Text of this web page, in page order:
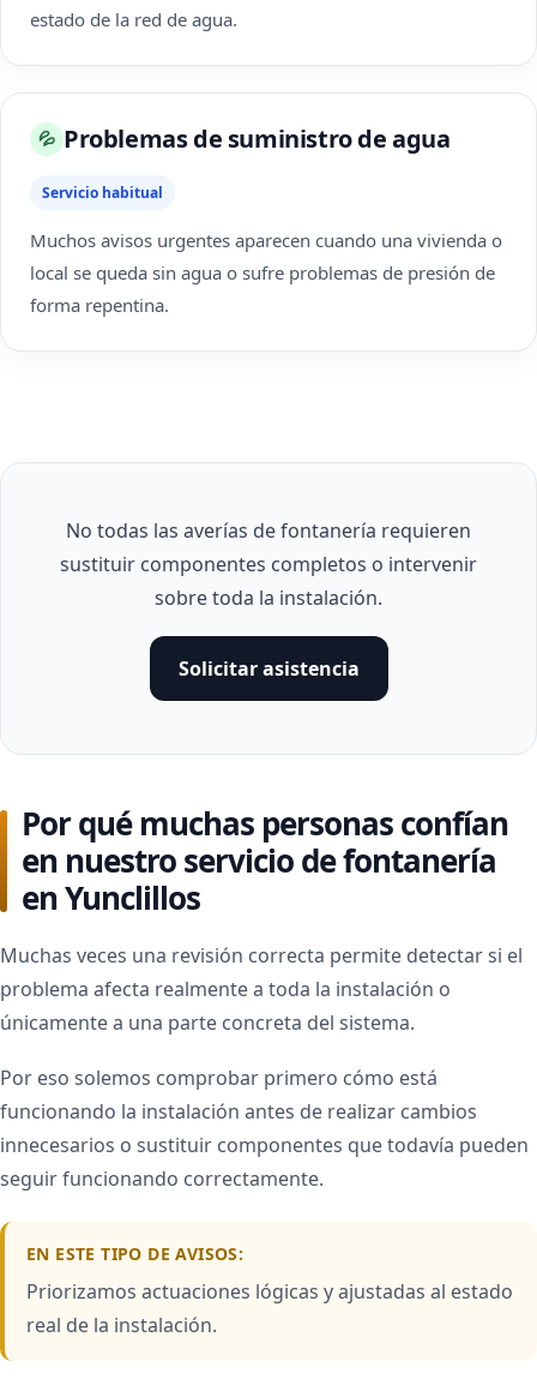
estado de la red de agua.
💦 Problemas de suministro de agua
Servicio habitual
Muchos avisos urgentes aparecen cuando una vivienda o
local se queda sin agua o sufre problemas de presión de
forma repentina.
No todas las averías de fontanería requieren
sustituir componentes completos o intervenir
sobre toda la instalación.
Solicitar asistencia
Por qué muchas personas confían
en nuestro servicio de fontanería
en Yunclillos
Muchas veces una revisión correcta permite detectar si el
problema afecta realmente a toda la instalación o
únicamente a una parte concreta del sistema.
Por eso solemos comprobar primero cómo está
funcionando la instalación antes de realizar cambios
innecesarios o sustituir componentes que todavía pueden
seguir funcionando correctamente.
EN ESTE TIPO DE AVISOS:
Priorizamos actuaciones lógicas y ajustadas al estado
real de la instalación.